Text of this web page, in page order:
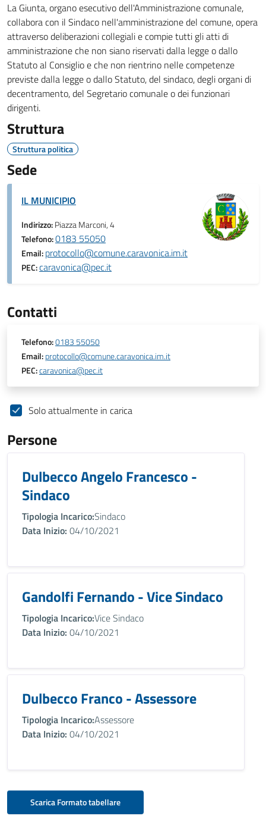
La Giunta, organo esecutivo dell'Amministrazione comunale,
collabora con il Sindaco nell'amministrazione del comune, opera
attraverso deliberazioni collegiali e compie tutti gli atti di
amministrazione che non siano riservati dalla legge o dallo
Statuto al Consiglio e che non rientrino nelle competenze
previste dalla legge o dallo Statuto, del sindaco, degli organi di
decentramento, del Segretario comunale o dei funzionari
dirigenti.
Struttura
Struttura politica
Sede
IL MUNICIPIO
Indirizzo:Piazza Marconi, 4
Telefono:0183 55050
Email:protocollo@comune.caravonica.im.it
PEC:caravonica@pec.it
Contatti
Telefono:0183 55050
Email:protocollo@comune.caravonica.im.it
PEC:caravonica@pec.it
Solo attualmente in carica
Persone
Dulbecco Angelo Francesco -
Sindaco
Tipologia Incarico:Sindaco
Data Inizio: 04/10/2021
Gandolfi Fernando - Vice Sindaco
Tipologia Incarico:Vice Sindaco
Data Inizio: 04/10/2021
Dulbecco Franco - Assessore
Tipologia Incarico:Assessore
Data Inizio: 04/10/2021
Scarica Formato tabellare